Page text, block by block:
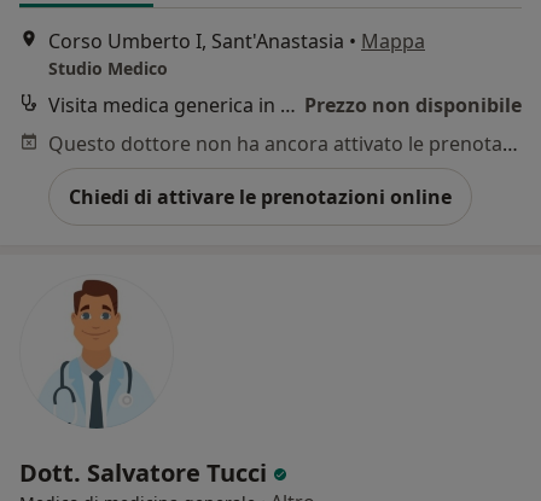
Corso Umberto I, Sant'Anastasia • Mappa
Studio Medico
Visita medica generica in CONVENZIONE Prezzo non disponibile
Questo dottore non ha ancora attivato le prenotazioni online presso questo indirizzo.
Chiedi di attivare le prenotazioni online
Dott. Salvatore Tucci